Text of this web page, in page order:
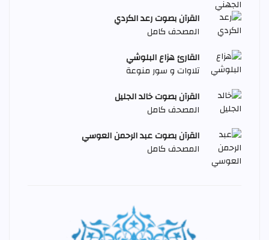
القرآن بصوت رعد الكردي
المصحف كامل
القارئ هزاع البلوشي
تلاوات و سور منوعة
القرآن بصوت خالد الجليل
المصحف كامل
القرآن بصوت عبد الرحمن العوسي
المصحف كامل